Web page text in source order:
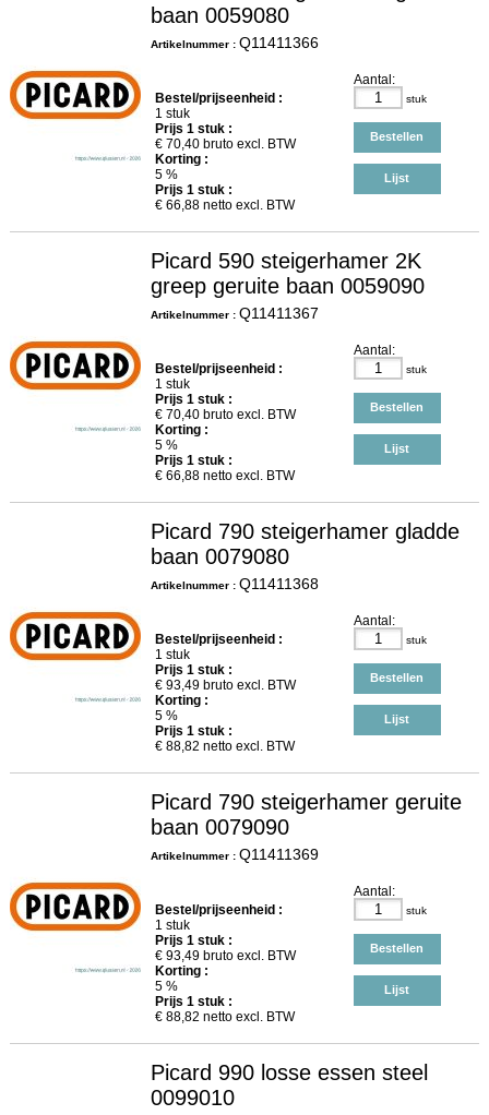
baan 0059080
Artikelnummer : Q11411366
Bestel/prijseenheid :
1 stuk
Prijs 1stuk :
€ 70,40bruto excl. BTW
Korting :
5 %
Prijs 1stuk :
€ 66,88netto excl. BTW
Aantal:
stuk
Bestellen
Lijst
Picard 590 steigerhamer 2K
greep geruite baan 0059090
Artikelnummer : Q11411367
Bestel/prijseenheid :
1 stuk
Prijs 1stuk :
€ 70,40bruto excl. BTW
Korting :
5 %
Prijs 1stuk :
€ 66,88netto excl. BTW
Aantal:
stuk
Bestellen
Lijst
Picard 790 steigerhamer gladde
baan 0079080
Artikelnummer : Q11411368
Bestel/prijseenheid :
1 stuk
Prijs 1stuk :
€ 93,49bruto excl. BTW
Korting :
5 %
Prijs 1stuk :
€ 88,82 netto excl. BTW
Aantal:
stuk
Bestellen
Lijst
Picard 790 steigerhamer geruite
baan 0079090
Artikelnummer : Q11411369
Bestel/prijseenheid :
1 stuk
Prijs 1stuk :
€ 93,49bruto excl. BTW
Korting :
5 %
Prijs 1stuk :
€ 88,82 netto excl. BTW
Aantal:
stuk
Bestellen
Lijst
Picard 990 losse essen steel
0099010